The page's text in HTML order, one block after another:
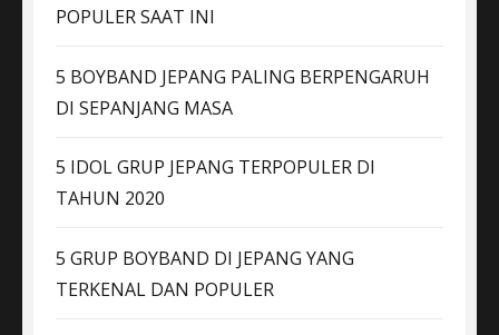
POPULER SAAT INI
5 BOYBAND JEPANG PALING BERPENGARUH
DI SEPANJANG MASA
5 IDOL GRUP JEPANG TERPOPULER DI
TAHUN 2020
5 GRUP BOYBAND DI JEPANG YANG
TERKENAL DAN POPULER